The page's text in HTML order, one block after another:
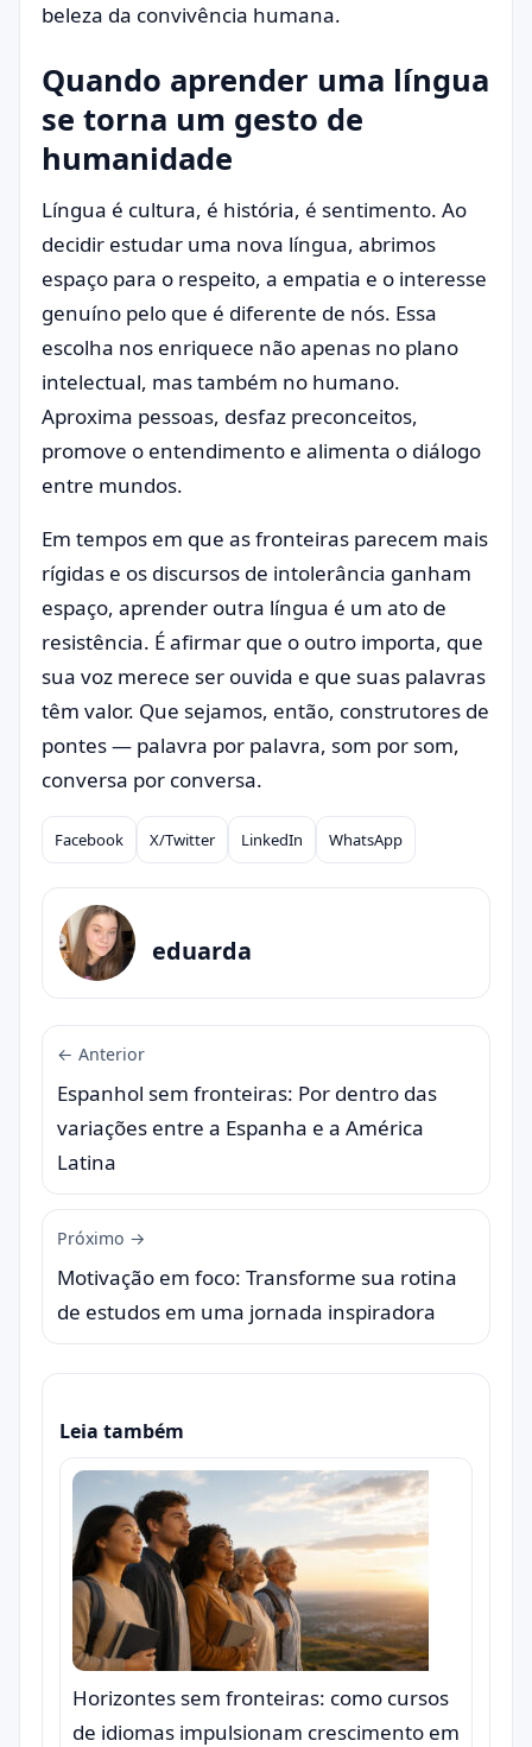
beleza da convivência humana.
Quando aprender uma língua
se torna um gesto de
humanidade
Língua é cultura, é história, é sentimento. Ao
decidir estudar uma nova língua, abrimos
espaço para o respeito, a empatia e o interesse
genuíno pelo que é diferente de nós. Essa
escolha nos enriquece não apenas no plano
intelectual, mas também no humano.
Aproxima pessoas, desfaz preconceitos,
promove o entendimento e alimenta o diálogo
entre mundos.
Em tempos em que as fronteiras parecem mais
rígidas e os discursos de intolerância ganham
espaço, aprender outra língua é um ato de
resistência. É afirmar que o outro importa, que
sua voz merece ser ouvida e que suas palavras
têm valor. Que sejamos, então, construtores de
pontes — palavra por palavra, som por som,
conversa por conversa.
Compartilhar
Facebook X/Twitter LinkedIn WhatsApp
eduarda
← Anterior
Espanhol sem fronteiras: Por dentro das
variações entre a Espanha e a América
Latina
Próximo →
Motivação em foco: Transforme sua rotina
de estudos em uma jornada inspiradora
Leia também
Horizontes sem fronteiras: como cursos
de idiomas impulsionam crescimento em